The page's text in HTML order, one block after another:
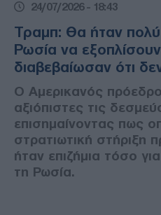
24/07/2026 - 18:43
Τραμπ: Θα ήταν πολύ
Ρωσία να
διαβεβαίωσαν ότι
Ο Αμερικανός
αξιόπιστες τις
επισημαίνοντας πως
στρατιωτική στήριξη
ήταν επιζήμια τόσο
τη Ρωσία.